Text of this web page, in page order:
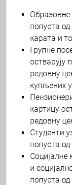
Образовне
попуста
карата и
Групне
остварују
редовну
купљених
картицу
редовну
Студенти
попуста
Социјалне
и
попуста